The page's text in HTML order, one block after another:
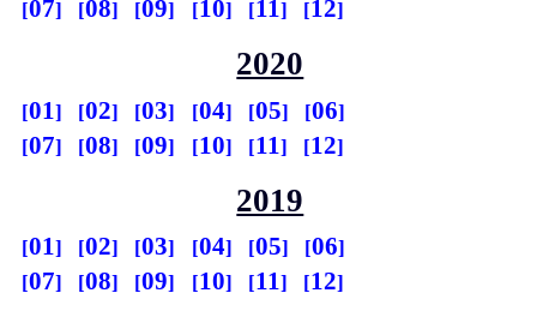
07 08 09 10 11 12
2020
01 02 03 04 05
06
07
08 09 10 11 12
2019
01 02 03 04 05
06
07
08 09 10 11 12